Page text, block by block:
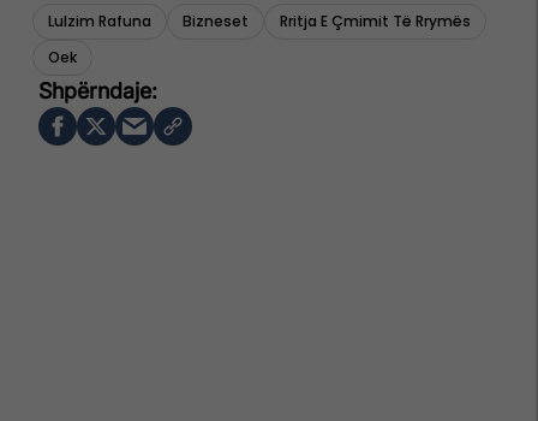
Lulzim Rafuna Bizneset
Rritja E Çmimit Të Rrymës
Oek